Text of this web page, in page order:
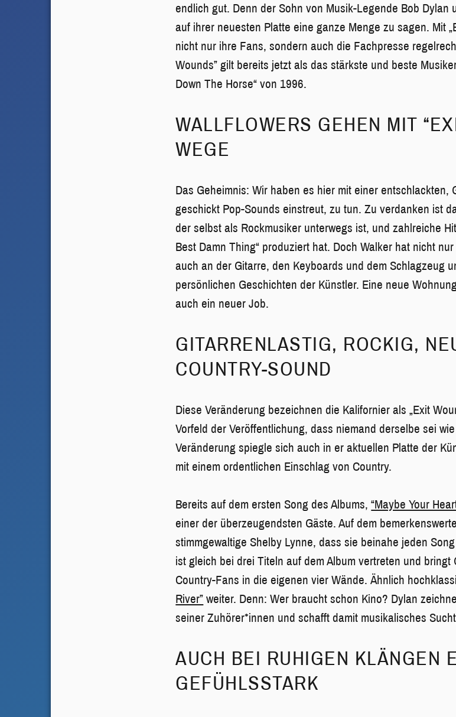
endlich gut. Denn der Sohn von Musik-Legende Bob Dylan
auf ihrer neuesten Platte eine ganze Menge zu sagen. Mit
nicht nur ihre Fans, sondern auch die Fachpresse
Wounds” gilt bereits jetzt als das stärkste und beste
Down The Horse“ von 1996.
WALLFLOWERS GEHEN MIT
WEGE
Das Geheimnis: Wir haben es hier mit einer entschlackten,
geschickt Pop-Sounds einstreut, zu tun. Zu verdanken ist
der selbst als Rockmusiker unterwegs ist, und zahlreiche
Best Damn Thing“ produziert hat. Doch Walker hat nicht
auch an der Gitarre, den Keyboards und dem Schlagzeug
persönlichen Geschichten der Künstler. Eine neue
auch ein neuer Job.
GITARRENLASTIG, ROCKIG,
COUNTRY-SOUND
Diese Veränderung bezeichnen die Kalifornier als „Exit
Vorfeld der Veröffentlichung, dass niemand derselbe sei
Veränderung spiegle sich auch in er aktuellen Platte der
mit einem ordentlichen Einschlag von Country.
Bereits auf dem ersten Song des Albums,“Maybe Your
einer der überzeugendsten Gäste. Auf dem
stimmgewaltige Shelby Lynne, dass sie beinahe jeden
ist gleich bei drei Titeln auf dem Album vertreten und bringt
Country-Fans in die eigenen vier Wände. Ähnlich
River” weiter. Denn: Wer braucht schon Kino? Dylan
seiner Zuhörer*innen und schafft damit musikalisches
AUCH BEI RUHIGEN KLÄNGEN
GEFÜHLSSTARK